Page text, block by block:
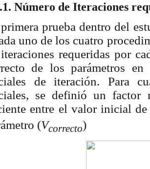
Número de Iteraciones
prueba dentro del
uno de los cuatro
requeridas por
de los parámetros
de iteración. Para
se definió un factor
entre el valor inicial
(Vcorrecto)